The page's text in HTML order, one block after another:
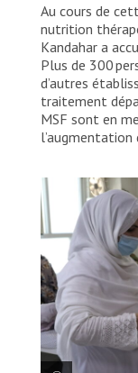
Au cours de
nutrition
Kandahar a
Plus de 300
d’autres
traitement
MSF sont en
l’augmentation